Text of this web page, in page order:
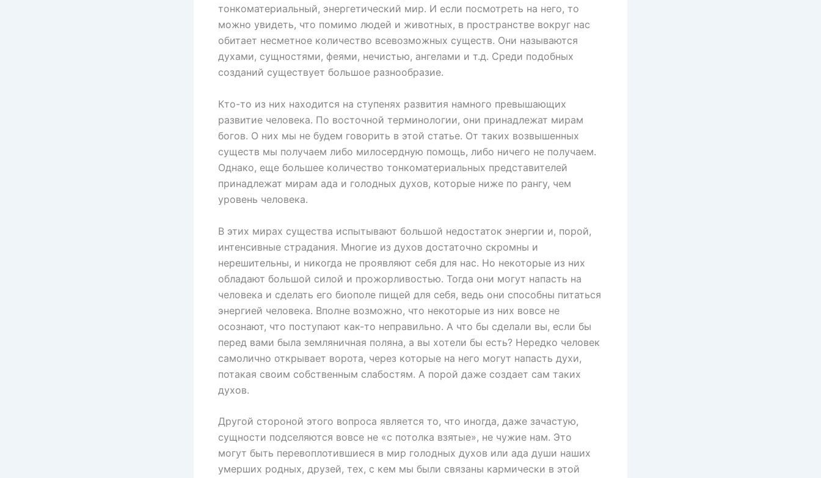
тонкоматериальный, энергетический мир. И если посмотреть на него, то
можно увидеть, что помимо людей и животных, в пространстве вокруг нас
обитает несметное количество всевозможных существ. Они называются
духами, сущностями, феями, нечистью, ангелами и т.д. Среди подобных
созданий существует большое разнообразие.
Кто-то из них находится на ступенях развития намного превышающих
развитие человека. По восточной терминологии, они принадлежат мирам
богов. О них мы не будем говорить в этой статье. От таких возвышенных
существ мы получаем либо милосердную помощь, либо ничего не получаем.
Однако, еще большее количество тонкоматериальных представителей
принадлежат мирам ада и голодных духов, которые ниже по рангу, чем
уровень человека.
В этих мирах существа испытывают большой недостаток энергии и, порой,
интенсивные страдания. Многие из духов достаточно скромны и
нерешительны, и никогда не проявляют себя для нас. Но некоторые из них
обладают большой силой и прожорливостью. Тогда они могут напасть на
человека и сделать его биополе пищей для себя, ведь они способны питаться
энергией человека. Вполне возможно, что некоторые из них вовсе не
осознают, что поступают как-то неправильно. А что бы сделали вы, если бы
перед вами была земляничная поляна, а вы хотели бы есть? Нередко человек
самолично открывает ворота, через которые на него могут напасть духи,
потакая своим собственным слабостям. А порой даже создает сам таких
духов.
Другой стороной этого вопроса является то, что иногда, даже зачастую,
сущности подселяются вовсе не «с потолка взятые», не чужие нам. Это
могут быть перевоплотившиеся в мир голодных духов или ада души наших
умерших родных, друзей, тех, с кем мы были связаны кармически в этой